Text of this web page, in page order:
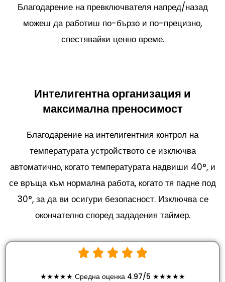
Благодарение на превключвателя напред/назад
можеш да работиш по-бързо и по-прецизно,
спестявайки ценно време.
Интелигентна организация и
максимална преносимост
Благодарение на интелигентния контрол на
температурата устройството се изключва
автоматично, когато температурата надвиши 40°, и
се връща към нормална работа, когато тя падне под
30°, за да ви осигури безопасност. Изключва се
окончателно според зададения таймер.
★★★★★ Средна оценка 4.97/5 ★★★★★